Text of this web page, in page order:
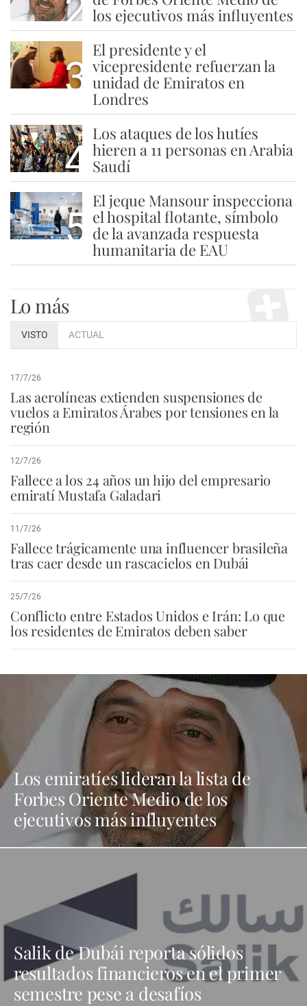
2 los ejecutivos más influyentes
3
El presidente y el
vicepresidente refuerzan la
unidad de Emiratos en
Londres
4
Los ataques de los hutíes
hieren a 11 personas en Arabia
Saudí
5
El jeque Mansour inspecciona
el hospital flotante, símbolo
de la avanzada respuesta
humanitaria de EAU
Lo más
VISTO ACTUAL
17/7/26
Las aerolíneas extienden suspensiones de
vuelos a Emiratos Árabes por tensiones en la
región
12/7/26
Fallece a los 24 años un hijo del empresario
emiratí Mustafa Galadari
11/7/26
Fallece trágicamente una influencer brasileña
tras caer desde un rascacielos en Dubái
25/7/26
Conflicto entre Estados Unidos e Irán: Lo que
los residentes de Emiratos deben saber
Los emiratíes lideran la lista de
Forbes Oriente Medio de los
ejecutivos más influyentes
Salik de Dubái reporta sólidos
resultados financieros en el primer
semestre pese a desafíos